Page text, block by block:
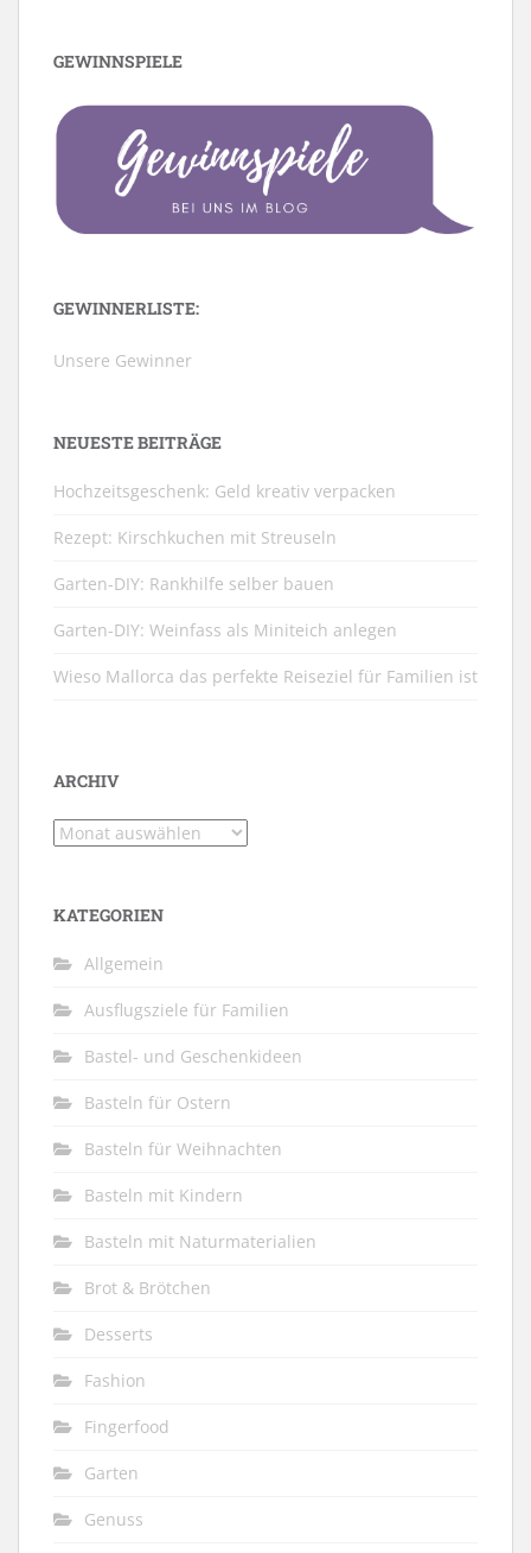
GEWINNSPIELE
GEWINNERLISTE:
Unsere Gewinner
NEUESTE BEITRÄGE
Hochzeitsgeschenk: Geld kreativ verpacken
Rezept: Kirschkuchen mit Streuseln
Garten-DIY: Rankhilfe selber bauen
Garten-DIY: Weinfass als Miniteich anlegen
Wieso Mallorca das perfekte Reiseziel für Familien ist
ARCHIV
Archiv
KATEGORIEN
Allgemein
Ausflugsziele für Familien
Bastel- und Geschenkideen
Basteln für Ostern
Basteln für Weihnachten
Basteln mit Kindern
Basteln mit Naturmaterialien
Brot & Brötchen
Desserts
Fashion
Fingerfood
Garten
Genuss